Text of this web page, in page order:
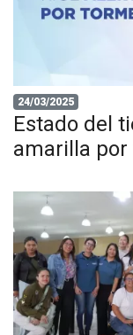
24/03/2025
Estado del
amarilla